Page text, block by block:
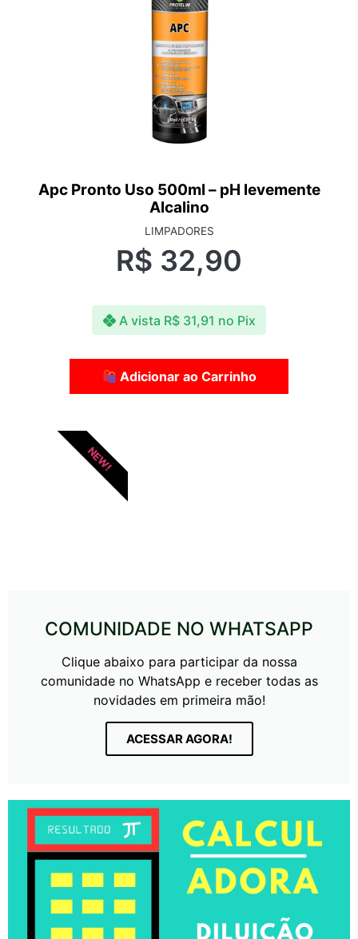
Apc Pronto Uso 500ml – pH levemente
Alcalino
LIMPADORES
R$ 32,90
A vista R$31,91 no Pix
Adicionar ao Carrinho
COMUNIDADE NO WHATSAPP
Clique abaixo para participar da nossa
comunidade no WhatsApp e receber todas as
novidades em primeira mão!
ACESSAR AGORA!
NEW!